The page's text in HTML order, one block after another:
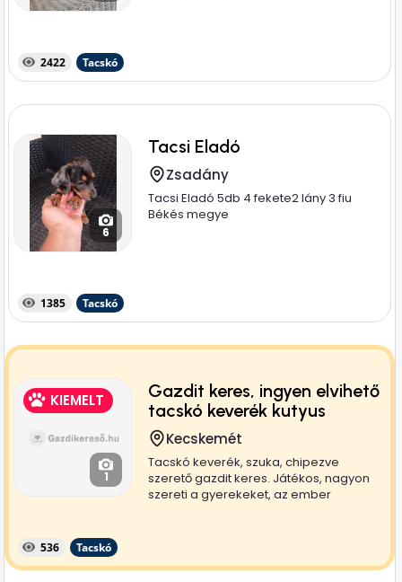
2422 Tacskó
6
Tacsi Eladó
Zsadány
Tacsi Eladó 5db 4 fekete2 lány 3 fiu
Békés megye
1385 Tacskó
KIEMELT
1
Gazdit keres, ingyen elvihető
tacskó keverék kutyus
Kecskemét
Tacskó keverék, szuka, chipezve
szerető gazdit keres. Játékos, nagyon
szereti a gyerekeket, az ember
536 Tacskó